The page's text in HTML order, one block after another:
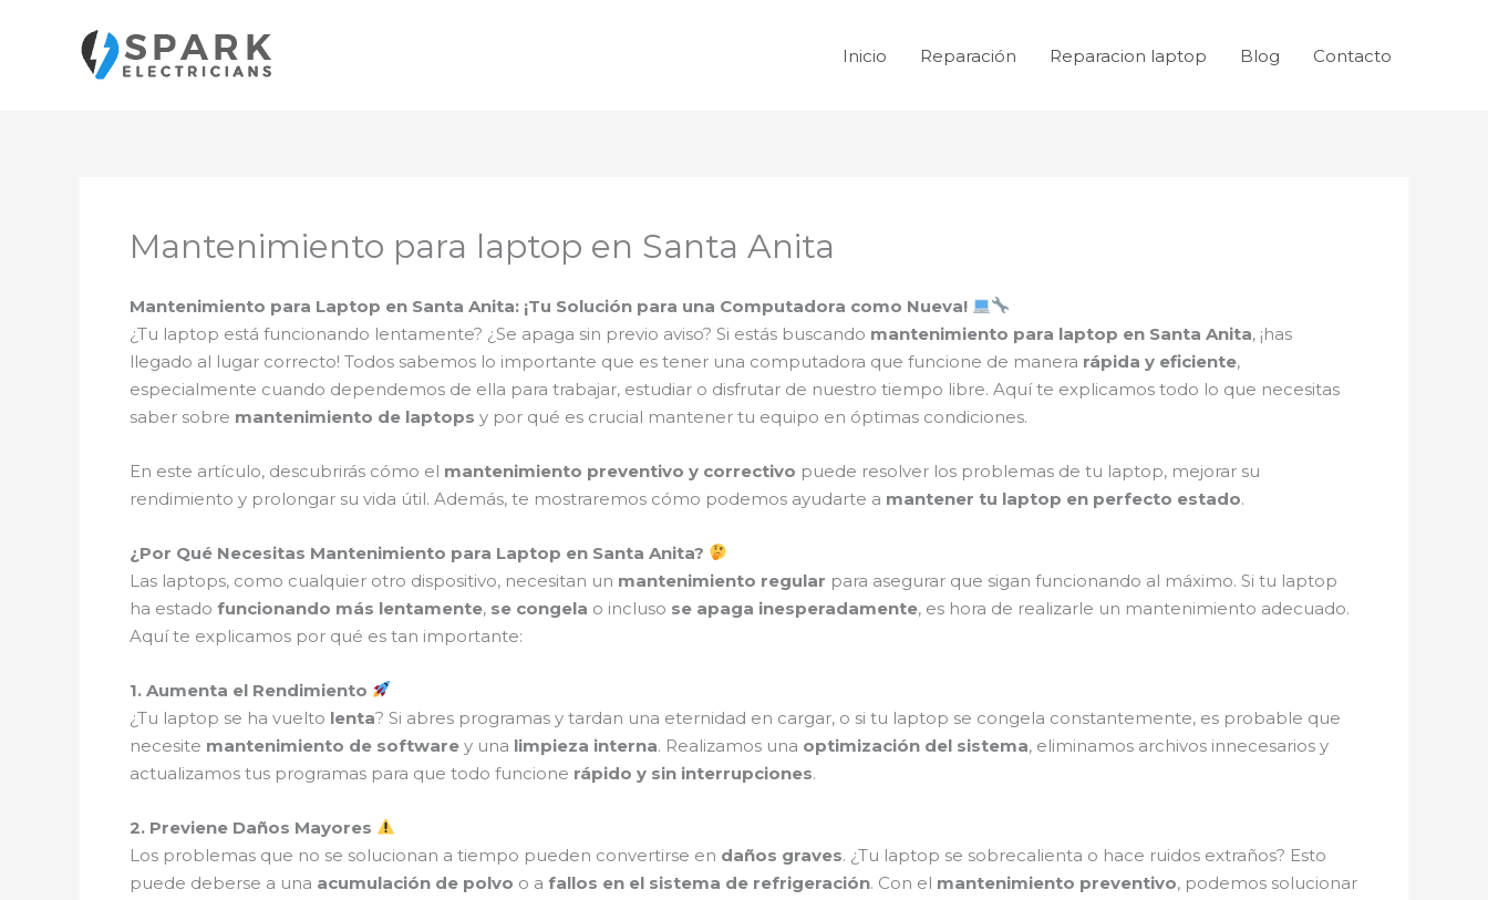
contenido
Inicio Reparación Reparacion laptop Blog Contacto
Mantenimiento para laptop en Santa Anita
Mantenimiento para Laptop en Santa Anita: ¡Tu Solución para una Computadora como Nueva!
¿Tu laptop está funcionando lentamente? ¿Se apaga sin previo aviso? Si estás buscando mantenimiento para laptop en Santa Anita, ¡has
llegado al lugar correcto! Todos sabemos lo importante que es tener una computadora que funcione de manera rápida y eficiente,
especialmente cuando dependemos de ella para trabajar, estudiar o disfrutar de nuestro tiempo libre. Aquí te explicamos todo lo que necesitas
saber sobre mantenimiento de laptops y por qué es crucial mantener tu equipo en óptimas condiciones.
En este artículo, descubrirás cómo el mantenimiento preventivo y correctivo puede resolver los problemas de tu laptop, mejorar su
rendimiento y prolongar su vida útil. Además, te mostraremos cómo podemos ayudarte a mantener tu laptop en perfecto estado.
¿Por Qué Necesitas Mantenimiento para Laptop en Santa Anita?
Las laptops, como cualquier otro dispositivo, necesitan un mantenimiento regular para asegurar que sigan funcionando al máximo. Si tu laptop
ha estado funcionando más lentamente, se congela o incluso se apaga inesperadamente, es hora de realizarle un mantenimiento adecuado.
Aquí te explicamos por qué es tan importante:
1. Aumenta el Rendimiento
¿Tu laptop se ha vuelto lenta? Si abres programas y tardan una eternidad en cargar, o si tu laptop se congela constantemente, es probable que
necesite mantenimiento de software y una limpieza interna. Realizamos una optimización del sistema, eliminamos archivos innecesarios y
actualizamos tus programas para que todo funcione rápido y sin interrupciones.
2. Previene Daños Mayores
Los problemas que no se solucionan a tiempo pueden convertirse en daños graves. ¿Tu laptop se sobrecalienta o hace ruidos extraños? Esto
puede deberse a una acumulación de polvo o a fallos en el sistema de refrigeración. Con el mantenimiento preventivo, podemos solucionar